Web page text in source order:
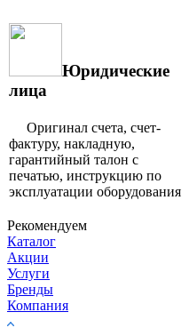
Юридические
лица
Оригинал счета, счет-
фактуру, накладную,
гарантийный талон с
печатью, инструкцию по
эксплуатации оборудования
Рекомендуем
Каталог
Акции
Услуги
Бренды
Компания